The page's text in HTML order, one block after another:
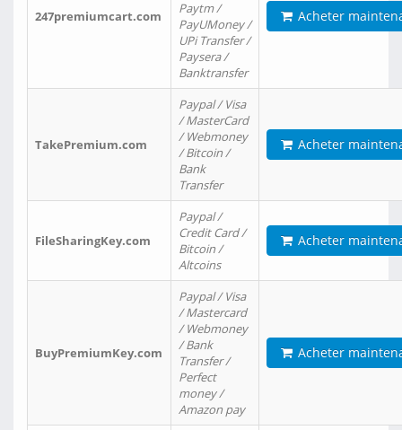
247premiumcart.com
Paytm /
PayUMoney /
UPi Transfer /
Paysera /
Banktransfer
Acheter
TakePremium.com
Paypal / Visa
/ MasterCard
/ Webmoney
/ Bitcoin /
Bank
Transfer
Acheter
FileSharingKey.com
Paypal /
Credit Card /
Bitcoin /
Altcoins
Acheter
BuyPremiumKey.com
Paypal / Visa
/ Mastercard
/ Webmoney
/ Bank
Transfer /
Perfect
money /
Amazon pay
Acheter